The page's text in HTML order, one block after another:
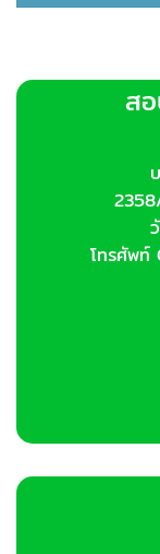
may
the
page
ส
โทรศัพ